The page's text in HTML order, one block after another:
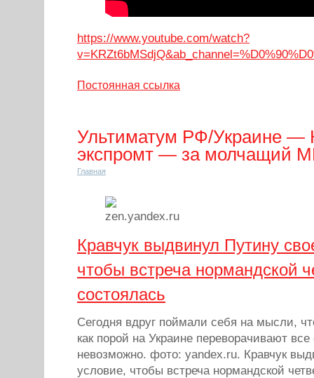
https://www.youtube.com/watch?
Постоянная ссылка
Ультиматум РФ/Украине —
экспромт — за молчащий
Главная
Кравчук выдвинул Путину
чтобы встреча нормандской
состоялась
Сегодня вдруг поймали себя на мысли,
как порой на Украине переворачивают все
невозможно. фото: yandex.ru. Кравчук
условие, чтобы встреча нормандской